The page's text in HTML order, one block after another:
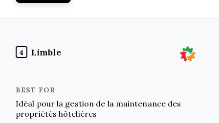
4 Limble
Idéal pour la gestion de la maintenance des
propriétés hôtelières